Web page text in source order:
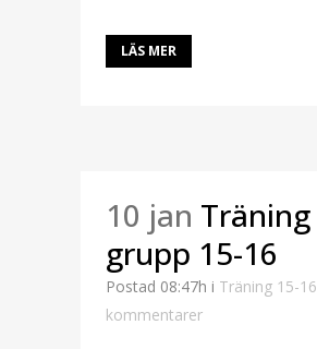
LÄS MER
10 jan Träning
grupp 15-16
Postad 08:47h i Träning 15-16
kommentarer